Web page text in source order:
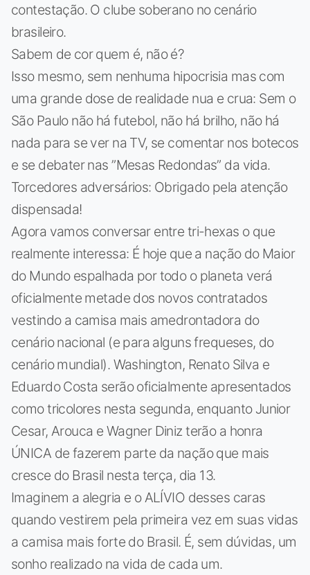
contestação. O clube soberano no cenário
brasileiro.
Sabem de cor quem é, não é?
Isso mesmo, sem nenhuma hipocrisia mas com
uma grande dose de realidade nua e crua: Sem o
São Paulo não há futebol, não há brilho, não há
nada para se ver na TV, se comentar nos botecos
e se debater nas ”Mesas Redondas” da vida.
Torcedores adversários: Obrigado pela atenção
dispensada!
Agora vamos conversar entre tri-hexas o que
realmente interessa: É hoje que a nação do Maior
do Mundo espalhada por todo o planeta verá
oficialmente metade dos novos contratados
vestindo a camisa mais amedrontadora do
cenário nacional (e para alguns frequeses, do
cenário mundial). Washington, Renato Silva e
Eduardo Costa serão oficialmente apresentados
como tricolores nesta segunda, enquanto Junior
Cesar, Arouca e Wagner Diniz terão a honra
ÚNICA de fazerem parte da nação que mais
cresce do Brasil nesta terça, dia 13.
Imaginem a alegria e o ALÍVIO desses caras
quando vestirem pela primeira vez em suas vidas
a camisa mais forte do Brasil. É, sem dúvidas, um
sonho realizado na vida de cada um.